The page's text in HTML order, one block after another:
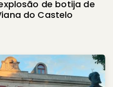
de botija de
do Castelo